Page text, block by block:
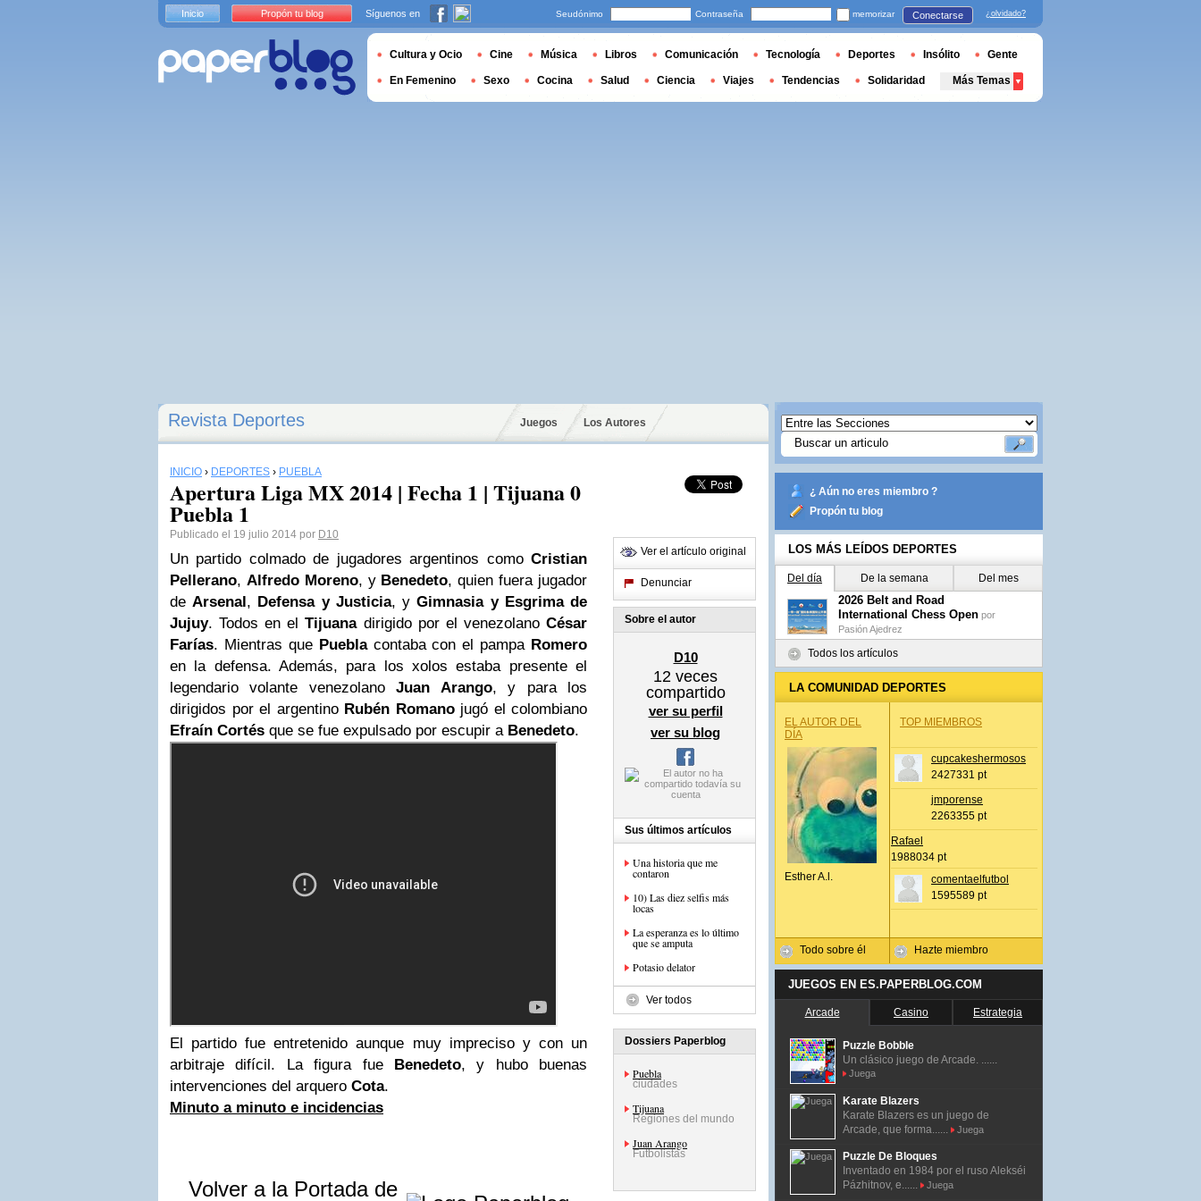
Revista Deportes Juegos Los Autores
INICIO › DEPORTES › PUEBLA
Apertura Liga MX 2014 | Fecha 1 | Tijuana 0
Puebla 1
Publicado el 19 julio 2014 por D10
Un partido colmado de jugadores argentinos como Cristian
Pellerano, Alfredo Moreno, y Benedeto, quien fuera jugador
deArsenal, Defensa y Justicia, yGimnasia y Esgrima de
Jujuy. Todos en elTijuanadirigido por el venezolanoCésar
Farías. Mientras que Pueblacontaba con el pampa Romero
en la defensa. Además, para los xolos estaba presente el
legendario volante venezolanoJuan Arango, y para los
dirigidos por el argentino Rubén Romanojugó el colombiano
Efraín Cortés que se fue expulsado por escupir a Benedeto.
El partido fue entretenido aunque muy impreciso y con un
arbitraje difícil. La figura fue Benedeto, y hubo buenas
intervenciones del arquero Cota.
Minuto a minuto e incidencias
Volver a la Portada de
Ver el artículo original
Denunciar
Sobre el autor
D10
12 veces
compartido
ver su perfil
ver su blog
Sus últimos artículos
Una historia que me
contaron
10) Las diez selfis más
locas
La esperanza es lo último
que se amputa
Potasio delator
Ver todos
Dossiers Paperblog
Puebla
ciudades
Tijuana
Regiones del mundo
Juan Arango
Futbolistas
¿ Aún no eres miembro ?
Propón tu blog
LOS MÁS LEÍDOS DEPORTES
Del día De la semana Del mes
2026 Belt and Road
International Chess Open por
Pasión Ajedrez
Todos los artículos
LA COMUNIDAD DEPORTES
EL AUTOR DEL
DÍA
Esther A.l.
Todo sobre él
TOP MIEMBROS
cupcakeshermosos
2427331 pt
jmporense
2263355 pt
Rafael
1988034 pt
comentaelfutbol
1595589 pt
Hazte miembro
JUEGOS EN ES.PAPERBLOG.COM
Arcade Casino Estrategia
Puzzle Bobble
Un clásico juego de Arcade. ......
Juega
Karate Blazers
Karate Blazers es un juego de
Arcade, que forma......
Juega
Puzzle De Bloques
Inventado en 1984 por el ruso Alekséi
Pázhitnov, e......
Juega
Inicio Propón tu blog Síguenos en Seudónimo Contraseña memorizar Conectarse ¿olvidado?
Cultura y Ocio Cine Música Libros Comunicación Tecnología Deportes Insólito Gente
En Femenino Sexo Cocina Salud Ciencia Viajes Tendencias Solidaridad Más Temas